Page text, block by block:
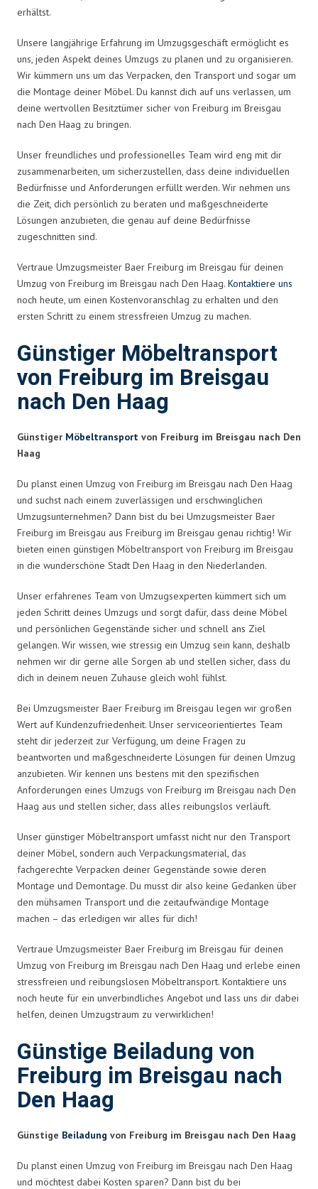
erhältst.
Unsere langjährige Erfahrung im Umzugsgeschäft ermöglicht es
uns, jeden Aspekt deines Umzugs zu planen und zu organisieren.
Wir kümmern uns um das Verpacken, den Transport und sogar um
die Montage deiner Möbel. Du kannst dich auf uns verlassen, um
deine wertvollen Besitztümer sicher von Freiburg im Breisgau
nach Den Haag zu bringen.
Unser freundliches und professionelles Team wird eng mit dir
zusammenarbeiten, um sicherzustellen, dass deine individuellen
Bedürfnisse und Anforderungen erfüllt werden. Wir nehmen uns
die Zeit, dich persönlich zu beraten und maßgeschneiderte
Lösungen anzubieten, die genau auf deine Bedürfnisse
zugeschnitten sind.
Vertraue Umzugsmeister Baer Freiburg im Breisgau für deinen
Umzug von Freiburg im Breisgau nach Den Haag. Kontaktiere uns
noch heute, um einen Kostenvoranschlag zu erhalten und den
ersten Schritt zu einem stressfreien Umzug zu machen.
Günstiger Möbeltransport
von Freiburg im Breisgau
nach Den Haag
Günstiger Möbeltransport von Freiburg im Breisgau nach Den
Haag
Du planst einen Umzug von Freiburg im Breisgau nach Den Haag
und suchst nach einem zuverlässigen und erschwinglichen
Umzugsunternehmen? Dann bist du bei Umzugsmeister Baer
Freiburg im Breisgau aus Freiburg im Breisgau genau richtig! Wir
bieten einen günstigen Möbeltransport von Freiburg im Breisgau
in die wunderschöne Stadt Den Haag in den Niederlanden.
Unser erfahrenes Team von Umzugsexperten kümmert sich um
jeden Schritt deines Umzugs und sorgt dafür, dass deine Möbel
und persönlichen Gegenstände sicher und schnell ans Ziel
gelangen. Wir wissen, wie stressig ein Umzug sein kann, deshalb
nehmen wir dir gerne alle Sorgen ab und stellen sicher, dass du
dich in deinem neuen Zuhause gleich wohl fühlst.
Bei Umzugsmeister Baer Freiburg im Breisgau legen wir großen
Wert auf Kundenzufriedenheit. Unser serviceorientiertes Team
steht dir jederzeit zur Verfügung, um deine Fragen zu
beantworten und maßgeschneiderte Lösungen für deinen Umzug
anzubieten. Wir kennen uns bestens mit den spezifischen
Anforderungen eines Umzugs von Freiburg im Breisgau nach Den
Haag aus und stellen sicher, dass alles reibungslos verläuft.
Unser günstiger Möbeltransport umfasst nicht nur den Transport
deiner Möbel, sondern auch Verpackungsmaterial, das
fachgerechte Verpacken deiner Gegenstände sowie deren
Montage und Demontage. Du musst dir also keine Gedanken über
den mühsamen Transport und die zeitaufwändige Montage
machen – das erledigen wir alles für dich!
Vertraue Umzugsmeister Baer Freiburg im Breisgau für deinen
Umzug von Freiburg im Breisgau nach Den Haag und erlebe einen
stressfreien und reibungslosen Möbeltransport. Kontaktiere uns
noch heute für ein unverbindliches Angebot und lass uns dir dabei
helfen, deinen Umzugstraum zu verwirklichen!
Günstige Beiladung von
Freiburg im Breisgau nach
Den Haag
Günstige Beiladung von Freiburg im Breisgau nach Den Haag
Du planst einen Umzug von Freiburg im Breisgau nach Den Haag
und möchtest dabei Kosten sparen? Dann bist du bei